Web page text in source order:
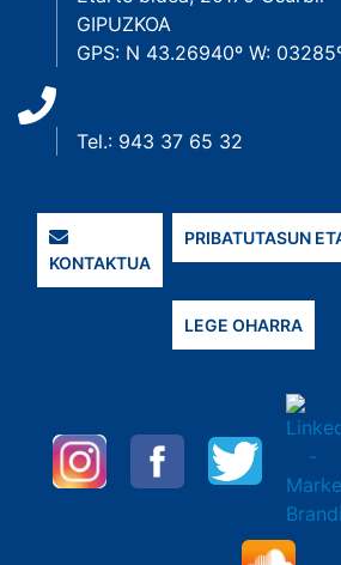
GIPUZKOA
GPS: N 43.26940º W:
Tel.: 943 37 65 32
KONTAKTUA
PRIBATUTASUN
LEGE OHARRA